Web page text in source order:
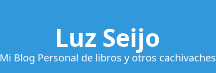
Luz Seijo
Mi Blog Personal de libros y otros cachivaches